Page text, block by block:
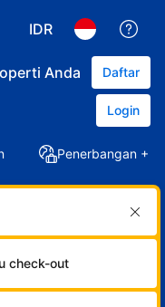
IDR
Anda Daftar
Login
Penerbangan +
check-out